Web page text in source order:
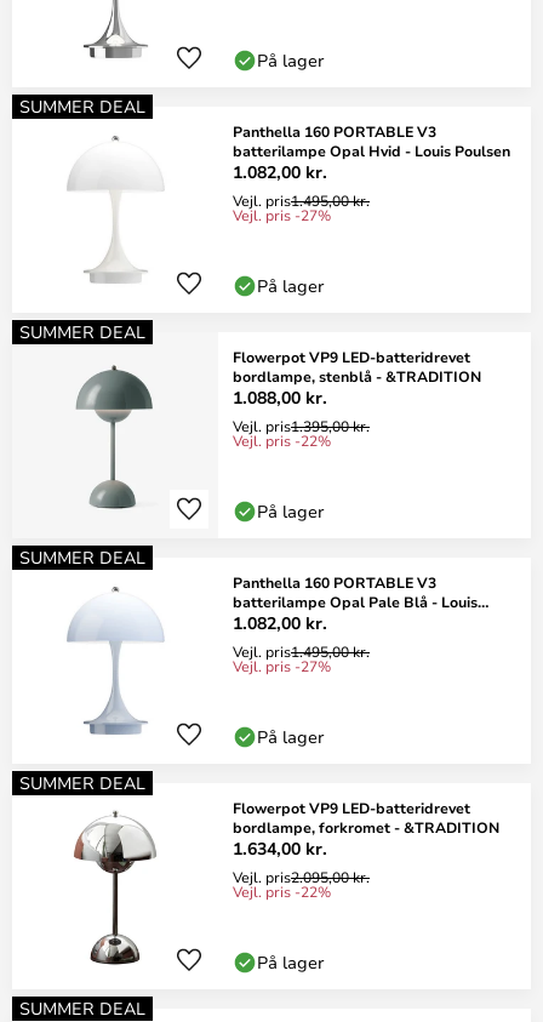
På lager
SUMMER DEAL
Panthella 160 PORTABLE V3
batterilampe Opal Hvid - Louis Poulsen
1.082,00 kr.
Vejl. pris1.495,00 kr.
Vejl. pris -27%
På lager
SUMMER DEAL
Flowerpot VP9 LED-batteridrevet
bordlampe, stenblå - &TRADITION
1.088,00 kr.
Vejl. pris1.395,00 kr.
Vejl. pris -22%
På lager
SUMMER DEAL
Panthella 160 PORTABLE V3
batterilampe Opal Pale Blå - Louis
Poulsen
1.082,00 kr.
Vejl. pris1.495,00 kr.
Vejl. pris -27%
På lager
SUMMER DEAL
Flowerpot VP9 LED-batteridrevet
bordlampe, forkromet - &TRADITION
1.634,00 kr.
Vejl. pris2.095,00 kr.
Vejl. pris -22%
På lager
SUMMER DEAL